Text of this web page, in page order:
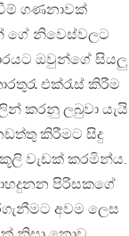
ගණනාවක්
ගේ නිවෙස්වලට
ඔවුන්ගේ සියලු
එක්රැස් කිරීම
කරනු ලබුවා යැයි
කිරීමට සිදු
වැඩක් කරමින්ය.
පිරිසකගේ
අවම ලෙස